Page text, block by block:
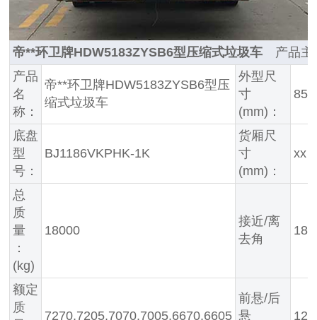
帝**环卫牌HDW5183ZYSB6型压缩式垃圾车 产品主
产品
名
称：
帝**环卫牌HDW5183ZYSB6型压
缩式垃圾车
外型尺
寸
(mm)：
底盘
型
号：
BJ1186VKPHK-1K
货厢尺
寸
(mm)：
xx
总
质
量
：
(kg)
18000
接近/离
去角
18/
额定
质
7270,7205,7070,7005,6670,6605
前悬/后
悬